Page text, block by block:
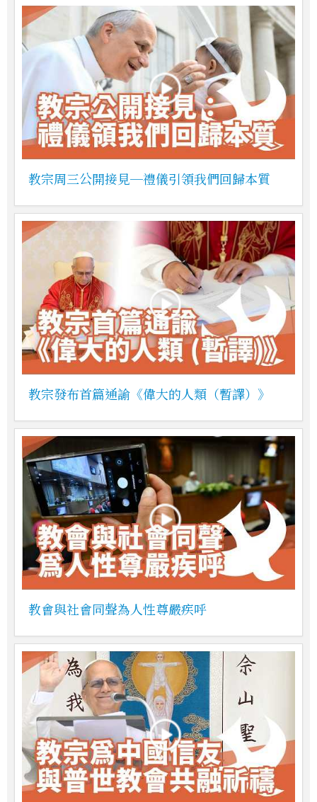
教宗周三公開接見─禮儀引領我們回歸本質
教宗發布首篇通諭《偉大的人類（暫譯）》
教會與社會同聲為人性尊嚴疾呼